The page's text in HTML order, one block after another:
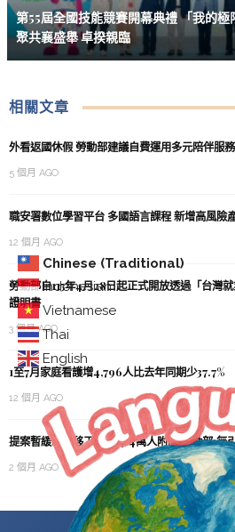
Chinese (Traditional)
Indonesian
Vietnamese
Thai
English
第55屆全國技能競賽開幕典禮 「我的
聚共襄盛舉 卓揆親臨
相關文章
外看返國休假 勞動部建議自費運用多元陪伴服務
5 個月 AGO
職安署數位學習平台 多國語言課程 新增高風險
12 個月 AGO
勞動部自115年4月28日起正式開放透過「台灣
證明書
3 個月 AGO
1至7月家庭看護增4,796人比去年同期少37.7%
12 個月 AGO
提案暫緩印度移工引進 4.4萬人附議 勞動部:無
2 個月 AGO